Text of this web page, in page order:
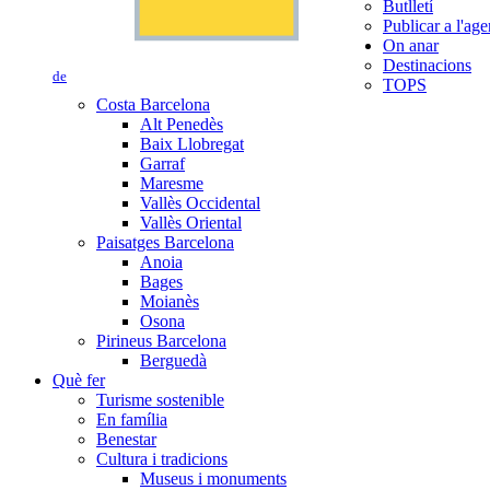
de
Butlletí
Publicar a
On anar
Destinacions
TOPS
Costa Barcelona
Alt Penedès
Baix Llobregat
Garraf
Maresme
Vallès Occidental
Vallès Oriental
Paisatges Barcelona
Anoia
Bages
Moianès
Osona
Pirineus Barcelona
Berguedà
Què fer
Turisme sostenible
En família
Benestar
Cultura i tradicions
Museus i monuments